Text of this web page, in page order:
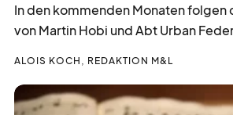
In den kommenden Monaten folgen
von Martin Hobi und Abt Urban
ALOIS KOCH, REDAKTION M&L